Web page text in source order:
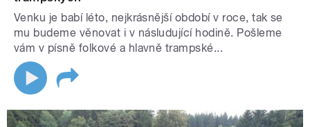
Venku je babí léto, nejkrásnější období v roce, tak se
mu budeme věnovat i v násludující hodině. Pošleme
vám v písně folkové a hlavně trampské...